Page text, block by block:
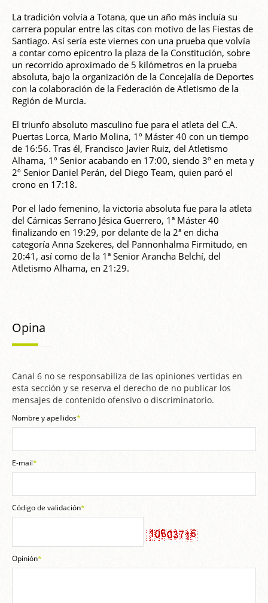
La tradición volvía a Totana, que un año más incluía su
carrera popular entre las citas con motivo de las Fiestas de
Santiago. Así sería este viernes con una prueba que volvía
a contar como epicentro la plaza de la Constitución, sobre
un recorrido aproximado de 5 kilómetros en la prueba
absoluta, bajo la organización de la Concejalía de Deportes
con la colaboración de la Federación de Atletismo de la
Región de Murcia.
El triunfo absoluto masculino fue para el atleta del C.A.
Puertas Lorca, Mario Molina, 1º Máster 40 con un tiempo
de 16:56. Tras él, Francisco Javier Ruiz, del Atletismo
Alhama, 1º Senior acabando en 17:00, siendo 3º en meta y
2º Senior Daniel Perán, del Diego Team, quien paró el
crono en 17:18.
Por el lado femenino, la victoria absoluta fue para la atleta
del Cárnicas Serrano Jésica Guerrero, 1ª Máster 40
finalizando en 19:29, por delante de la 2ª en dicha
categoría Anna Szekeres, del Pannonhalma Firmitudo, en
20:41, así como de la 1ª Senior Arancha Belchí, del
Atletismo Alhama, en 21:29.
Opina
Canal 6 no se responsabiliza de las opiniones vertidas en
esta sección y se reserva el derecho de no publicar los
mensajes de contenido ofensivo o discriminatorio.
Nombre y apellidos*
E-mail*
Código de validación*
Opinión*